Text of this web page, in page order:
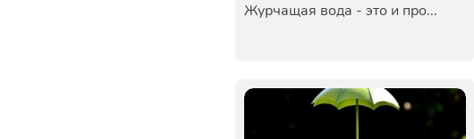
Журчащая вода - это и про...